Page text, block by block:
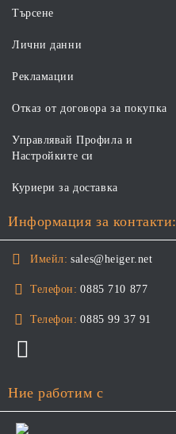
Търсене
Лични данни
Рекламации
Отказ от договора за покупка
Управлявай Профила и
Настройките си
Куриери за доставка
Информация за контакти:
Имейл: sales@heiger.net
Телефон: 0885 710 877
Телефон: 0885 99 37 91
Ние работим с